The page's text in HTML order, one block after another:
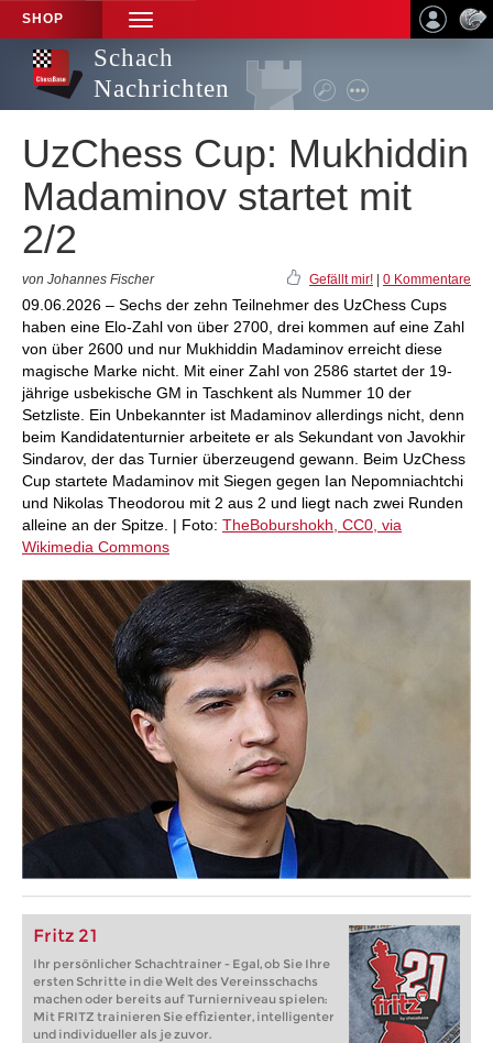
SHOP
TOGGLE
NAVIGATION
Schach
Nachrichten
UzChess Cup: Mukhiddin
Madaminov startet mit
2/2
von Johannes Fischer Gefällt mir! 0 Kommentare
09.06.2026 – Sechs der zehn Teilnehmer des UzChess Cups
haben eine Elo-Zahl von über 2700, drei kommen auf eine Zahl
von über 2600 und nur Mukhiddin Madaminov erreicht diese
magische Marke nicht. Mit einer Zahl von 2586 startet der 19-
jährige usbekische GM in Taschkent als Nummer 10 der
Setzliste. Ein Unbekannter ist Madaminov allerdings nicht, denn
beim Kandidatenturnier arbeitete er als Sekundant von Javokhir
Sindarov, der das Turnier überzeugend gewann. Beim UzChess
Cup startete Madaminov mit Siegen gegen Ian Nepomniachtchi
und Nikolas Theodorou mit 2 aus 2 und liegt nach zwei Runden
alleine an der Spitze. | Foto: TheBoburshokh, CC0, via
Wikimedia Commons
Fritz 21
Ihr persönlicher Schachtrainer - Egal, ob Sie Ihre
ersten Schritte in die Welt des Vereinsschachs
machen oder bereits auf Turnierniveau spielen:
Mit FRITZ trainieren Sie effizienter, intelligenter
und individueller als je zuvor.